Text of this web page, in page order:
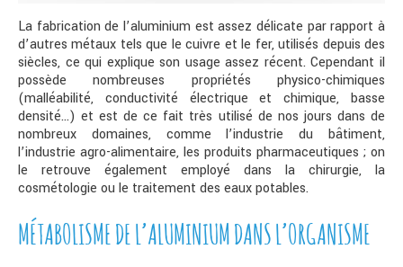
La fabrication de l’aluminium est assez délicate par rapport à
d’autres métaux tels que le cuivre et le fer, utilisés depuis des
siècles, ce qui explique son usage assez récent. Cependant il
possède nombreuses propriétés physico-chimiques
(malléabilité, conductivité électrique et chimique, basse
densité…) et est de ce fait très utilisé de nos jours dans de
nombreux domaines, comme l’industrie du bâtiment,
l’industrie agro-alimentaire, les produits pharmaceutiques ; on
le retrouve également employé dans la chirurgie, la
cosmétologie ou le traitement des eaux potables.
MÉTABOLISME DE L’ALUMINIUM DANS L’ORGANISME